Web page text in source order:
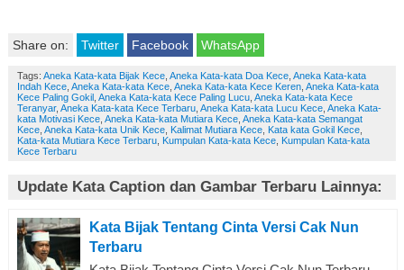
Share on: Twitter Facebook WhatsApp
Tags: Aneka Kata-kata Bijak Kece, Aneka Kata-kata Doa Kece, Aneka Kata-kata
Indah Kece, Aneka Kata-kata Kece, Aneka Kata-kata Kece Keren, Aneka Kata-kata
Kece Paling Gokil, Aneka Kata-kata Kece Paling Lucu, Aneka Kata-kata Kece
Teranyar, Aneka Kata-kata Kece Terbaru, Aneka Kata-kata Lucu Kece, Aneka Kata-
kata Motivasi Kece, Aneka Kata-kata Mutiara Kece, Aneka Kata-kata Semangat
Kece, Aneka Kata-kata Unik Kece, Kalimat Mutiara Kece, Kata kata Gokil Kece,
Kata-kata Mutiara Kece Terbaru, Kumpulan Kata-kata Kece, Kumpulan Kata-kata
Kece Terbaru
Update Kata Caption dan Gambar Terbaru Lainnya:
Kata Bijak Tentang Cinta Versi Cak Nun
Terbaru